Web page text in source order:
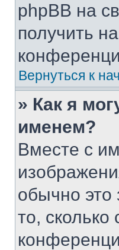
phpBB на
получить
Вернуться к
» Как я
именем?
Вместе с
обычно это
то,